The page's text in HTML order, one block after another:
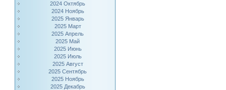
2024 Октябрь
2024 Ноябрь
2025 Январь
2025 Март
2025 Апрель
2025 Май
2025 Июнь
2025 Июль
2025 Август
2025 Сентябрь
2025 Ноябрь
2025 Декабрь